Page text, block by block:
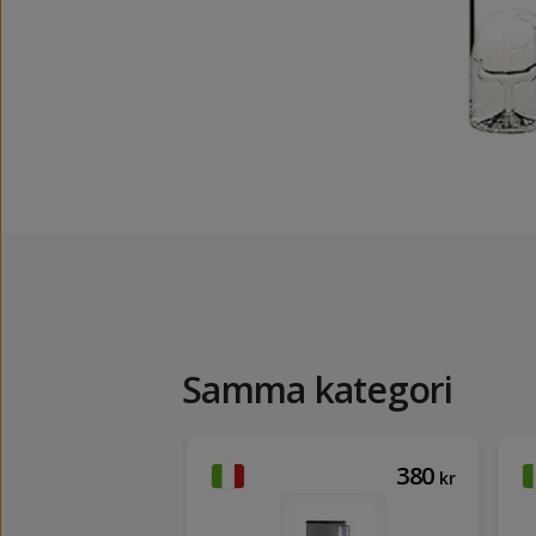
Samma kategori
380 kr